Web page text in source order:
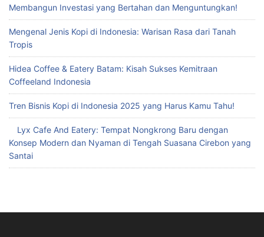
Membangun Investasi yang Bertahan dan Menguntungkan!
Mengenal Jenis Kopi di Indonesia: Warisan Rasa dari Tanah
Tropis
Hidea Coffee & Eatery Batam: Kisah Sukses Kemitraan
Coffeeland Indonesia
Tren Bisnis Kopi di Indonesia 2025 yang Harus Kamu Tahu!
Lyx Cafe And Eatery: Tempat Nongkrong Baru dengan
Konsep Modern dan Nyaman di Tengah Suasana Cirebon yang
Santai